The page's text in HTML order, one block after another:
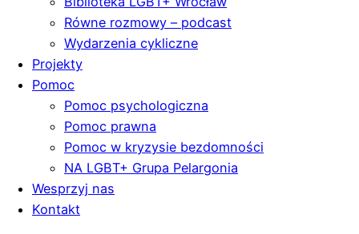
Równe rozmowy – podcast
Wydarzenia cykliczne
Projekty
Pomoc
Pomoc psychologiczna
Pomoc prawna
Pomoc w kryzysie bezdomności
NA LGBT+ Grupa Pelargonia
Wesprzyj nas
Kontakt